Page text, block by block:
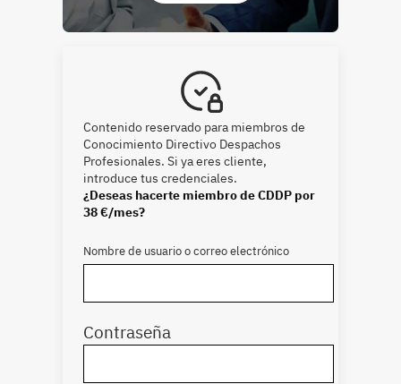
Contenido reservado para miembros de
Conocimiento Directivo Despachos
Profesionales. Si ya eres cliente,
introduce tus credenciales.
¿Deseas hacerte miembro de CDDP por
38 €/mes?
Nombre de usuario o correo electrónico
Contraseña